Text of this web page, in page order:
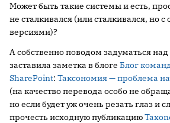
Может быть такие системы и есть,
не сталкивался (или сталкивался, но
версиями)?
А собственно поводом задуматься
заставила заметка в блоге Блог
SharePoint: Таксономия — проблема
(на качество перевода особо не
но если будет уж очень резать глаз и
прочесть исходную публикацию